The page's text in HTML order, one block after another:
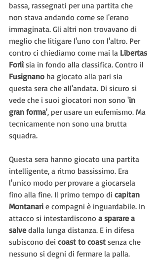
bassa, rassegnati per una partita che
non stava andando come se l'erano
immaginata. Gli altri non trovavano di
meglio che litigare l'uno con l'altro. Per
contro ci chiediamo come mai la Libertas
Forlì sia in fondo alla classifica. Contro il
Fusignano ha giocato alla pari sia
questa sera che all'andata. Di sicuro si
vede che i suoi giocatori non sono 'in
gran forma', per usare un eufemismo. Ma
tecnicamente non sono una brutta
squadra.
Questa sera hanno giocato una partita
intelligente, a ritmo bassissimo. Era
l'unico modo per provare a giocarsela
fino alla fine. Il primo tempo di capitan
Montanari e compagni è inguardabile. In
attacco si intestardiscono a sparare a
salve dalla lunga distanza. E in difesa
subiscono dei coast to coast senza che
nessuno si degni di fermare la palla.